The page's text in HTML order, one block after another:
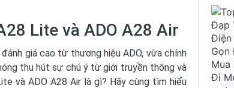
Lite và ADO A28 Air
giá cao từ thương hiệu ADO, vừa chính
thu hút sự chú ý từ giới truyền thông và
và ADO A28 Air là gì? Hãy cùng tìm hiểu